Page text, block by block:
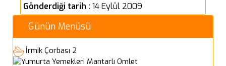
Gönderdiği tarih : 14 Eylül 2009
Günün Menüsü
İrmik Çorbası 2
Mantarlı Omlet